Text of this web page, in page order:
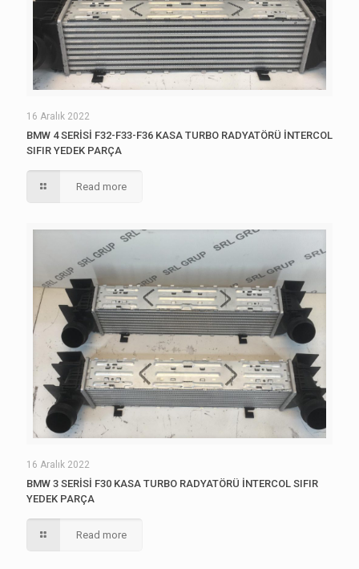
16 Aralık 2022
BMW 4 SERİSİ F32-F33-F36 KASA TURBO RADYATÖRÜ İNTERCOL
SIFIR YEDEK PARÇA
Read more
16 Aralık 2022
BMW 3 SERİSİ F30 KASA TURBO RADYATÖRÜ İNTERCOL SIFIR
YEDEK PARÇA
Read more